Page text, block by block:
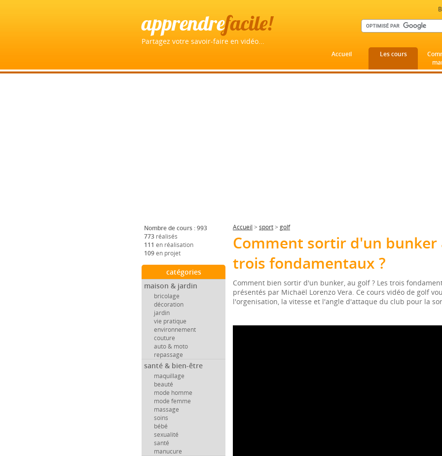
apprendrefacile!
Partagez votre savoir-faire en vidéo...
Accueil Les cours
Nombre de cours : 993
773 réalisés
111 en réalisation
109en projet
catégories
maison & jardin
bricolage
décoration
jardin
vie pratique
environnement
couture
auto & moto
repassage
santé & bien-être
maquillage
beauté
mode homme
mode femme
massage
soins
bébé
sexualité
santé
manucure
Accueil > sport> golf
Comment sortir d'un bunker
trois fondamentaux ?
Comment bien sortir d'un bunker, au golf ? Les trois
présentés par Michaël Lorenzo Vera. Ce cours vidéo de golf
l'orgenisation, la vitesse et l'angle d'attaque du club pour la